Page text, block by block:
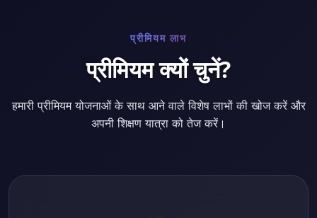
प्रीमियम लाभ
प्रीमियम क्यों चुनें?
हमारी प्रीमियम योजनाओं के साथ आने वाले विशेष लाभों की खोज करें और
अपनी शिक्षण यात्रा को तेज करें।